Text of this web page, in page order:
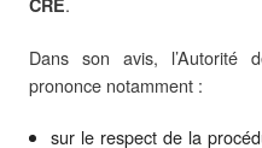
CRE
Dans son avis, l’Autorité
prononce notamment :
sur le respect de la